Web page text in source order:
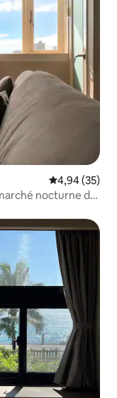
Évaluation
4,94 (35)
nocturne de